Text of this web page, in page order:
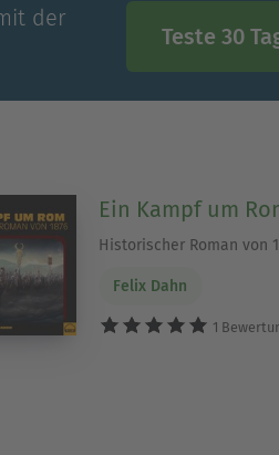
der
Teste 30
Ein Kampf um
Historischer Roman von
Felix Dahn
1